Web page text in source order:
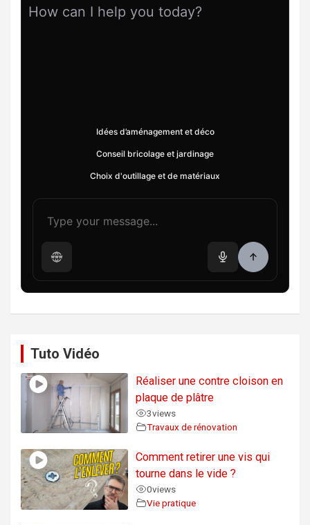
How can I help you today?
Idées d’aménagement et déco
Conseil bricolage et jardinage
Choix d'outillage et de matériaux
Tuto Vidéo
Réaliser une contre cloison en
plaque de plâtre
3views
Travaux de rénovation
Comment retirer une vis qui
tourne dans le vide ?
0views
Vie pratique